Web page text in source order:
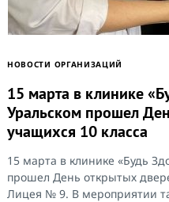
НОВОСТИ ОРГАНИЗАЦИЙ
15 марта в клинике
Уральском прошел
учащихся 10 класса
15 марта в клинике «Будь
прошел День открытых
Лицея № 9. В мероприятии